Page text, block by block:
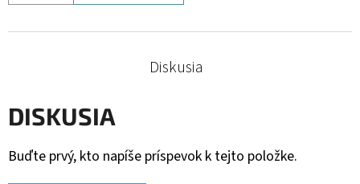
Diskusia
DISKUSIA
Buďte prvý, kto napíše príspevok k tejto položke.